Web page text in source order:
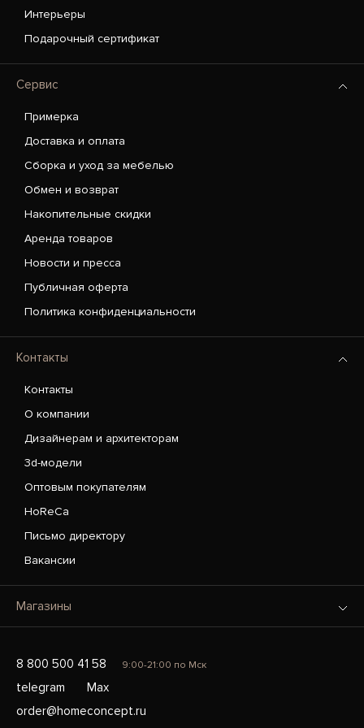
Интерьеры
Подарочный сертификат
Сервис
Примерка
Доставка и оплата
Сборка и уход за мебелью
Обмен и возврат
Накопительные скидки
Аренда товаров
Новости и пресса
Публичная оферта
Политика конфиденциальности
Контакты
Контакты
О компании
Дизайнерам и архитекторам
3d-модели
Оптовым покупателям
HoReCa
Письмо директору
Вакансии
Магазины
8 800 500 41 58 9:00-21:00 по Мск
telegram
Max
order@homeconcept.ru